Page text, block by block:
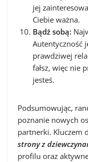
jej
Ciebie ważna.
Bądź sobą:
Autentyczność
prawdziwej
fałsz, więc nie
jesteś.
Podsumowując,
poznanie nowych
partnerki. Kluczem
strony z
profilu oraz